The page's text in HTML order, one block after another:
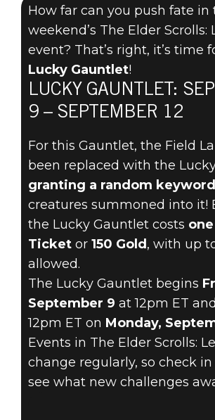
The Elder Scrolls: Legends
2022年9月07日
RETURN TO
THE LUCKY
GAUNTLET
How far can you push fate in
weekend’s The Elder Scrolls:
event? That’s right, it’s time
Lucky Gauntlet!
LUCKY GAUNTLET:
9 – SEPTEMBER 12
For this Gauntlet, the Field
been replaced with the
granting a random keyword
creatures summoned into it!
the Lucky Gauntlet costs
Ticketor 150 Gold , with up
allowed.
The Lucky Gauntlet begins
September 9 at 12pm ET
12pm ET on Monday,
Events in The Elder Scrolls:
change regularly, so check
see what new challenges